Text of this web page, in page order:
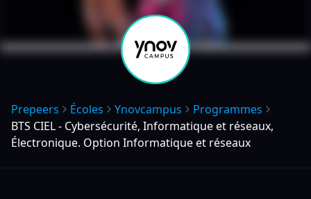
Prepeers Écoles Ynovcampus
Programmes
BTS CIEL - Cybersécurité, Informatique et réseaux,
Électronique. Option Informatique et réseaux